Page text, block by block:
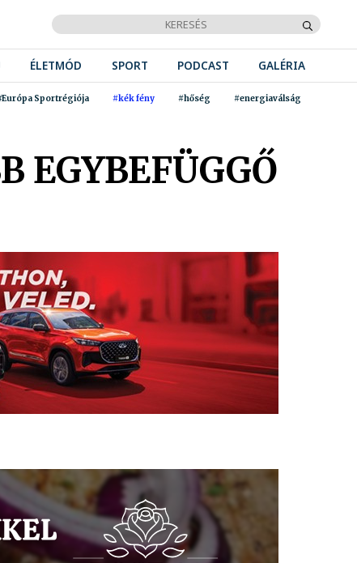
ÉLETMÓD SPORT PODCAST GALÉRIA
Sportrégiója #kék fény #hőség #energiaválság
EGYBEFÜGGŐ